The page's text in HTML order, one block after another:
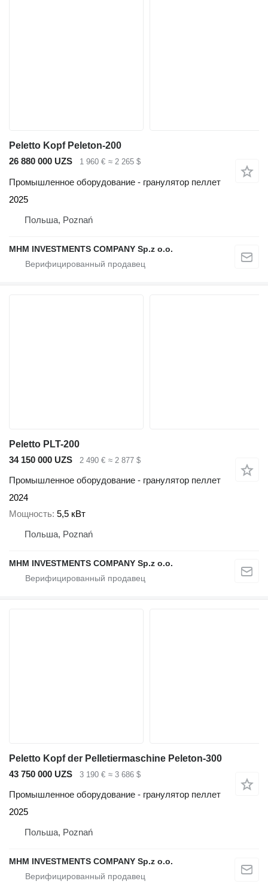
Peletto Kopf Peleton-200
26 880 000 UZS
1 960 € ≈ 2 265 $
Промышленное оборудование - гранулятор пеллет
2025
Польша, Poznań
MHM INVESTMENTS COMPANY Sp.z o.o.
Peletto PLT-200
34 150 000 UZS
2 490 € ≈ 2 877 $
Промышленное оборудование - гранулятор пеллет
2024
Мощность 5,5 кВт
Польша, Poznań
MHM INVESTMENTS COMPANY Sp.z o.o.
Peletto Kopf der Pelletiermaschine Peleton-300
43 750 000 UZS
3 190 € ≈ 3 686 $
Промышленное оборудование - гранулятор пеллет
2025
Польша, Poznań
MHM INVESTMENTS COMPANY Sp.z o.o.